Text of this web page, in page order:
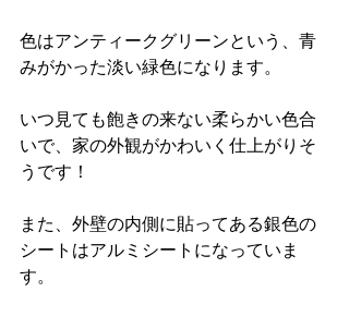
色はアンティークグリーンという、青
みがかった淡い緑色になります。
いつ見ても飽きの来ない柔らかい色合
いで、家の外観がかわいく仕上がりそ
うです！
また、外壁の内側に貼ってある銀色の
シートはアルミシートになっていま
す。